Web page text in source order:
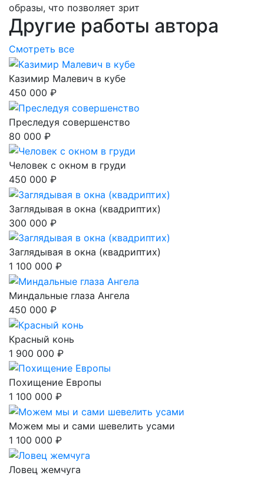
образы, что позволяет зрит
Другие работы автора
Смотреть все
Казимир Малевич в кубе
450 000 ₽
Преследуя совершенство
80 000 ₽
Человек с окном в груди
450 000 ₽
Заглядывая в окна (квадриптих)
300 000 ₽
Заглядывая в окна (квадриптих)
1 100 000 ₽
Миндальные глаза Ангела
450 000 ₽
Красный конь
1 900 000 ₽
Похищение Европы
1 100 000 ₽
Можем мы и сами шевелить усами
1 100 000 ₽
Ловец жемчуга